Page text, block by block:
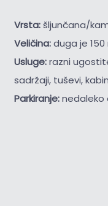
Vrsta:šljunčana/
Veličina:duga je 150
Usluge:razni
sadržaji, tuševi,
Parkiranje:nedaleko